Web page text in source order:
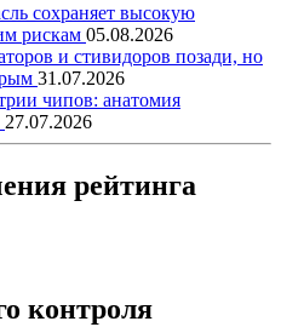
сохраняет высокую
рискам 05.08.2026
и стивидоров позади, но
31.07.2026
чипов: анатомия
27.07.2026
рейтинга
контроля